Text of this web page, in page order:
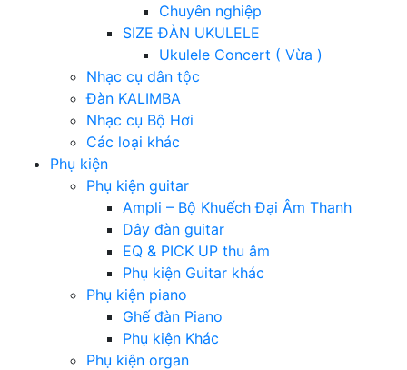
Chuyên nghiệp
SIZE ĐÀN UKULELE
Ukulele Concert ( Vừa )
Nhạc cụ dân tộc
Đàn KALIMBA
Nhạc cụ Bộ Hơi
Các loại khác
Phụ kiện
Phụ kiện guitar
Ampli – Bộ Khuếch Đại Âm Thanh
Dây đàn guitar
EQ & PICK UP thu âm
Phụ kiện Guitar khác
Phụ kiện piano
Ghế đàn Piano
Phụ kiện Khác
Phụ kiện organ